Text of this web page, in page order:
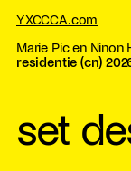
YXCCCA.com
Marie Pic en Ninon
residentie (cn)
set